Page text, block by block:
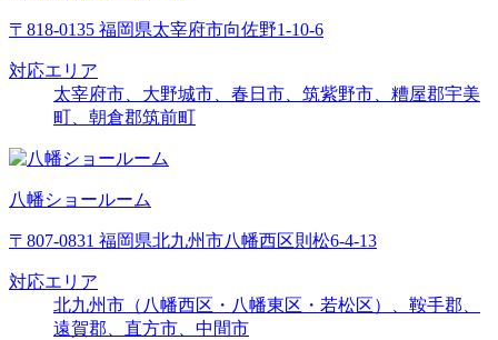
〒818-0135 福岡県太宰府市向佐野1-10-6
対応エリア
太宰府市、大野城市、春日市、筑紫野市、糟屋郡宇美
町、朝倉郡筑前町
八幡ショールーム
〒807-0831 福岡県北九州市八幡西区則松6-4-13
対応エリア
北九州市（八幡西区・八幡東区・若松区）、鞍手郡、
遠賀郡、直方市、中間市